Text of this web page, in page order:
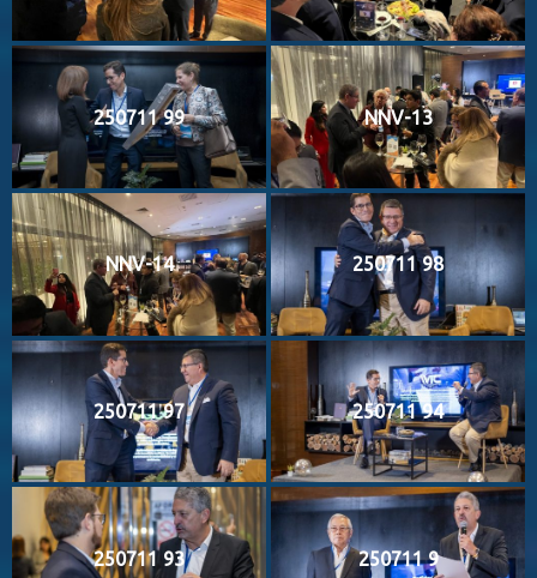
250711 99 NNV-13
NNV-14 250711 98
250711 97 250711 94
250711 93 250711 9